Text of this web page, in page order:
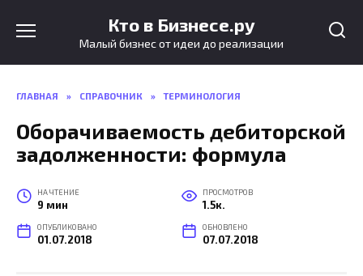
Кто в Бизнесе.ру
Малый бизнес от идеи до реализации
ГЛАВНАЯ » СПРАВОЧНИК » ТЕРМИНОЛОГИЯ
Оборачиваемость дебиторской
задолженности: формула
НА ЧТЕНИЕ
9 мин
ПРОСМОТРОВ
1.5к.
ОПУБЛИКОВАНО
01.07.2018
ОБНОВЛЕНО
07.07.2018